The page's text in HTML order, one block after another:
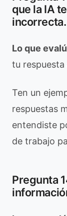
que la IA
Lo que
tu respuesta
Ten un
respuestas
entendiste
de trabajo
Pregunta